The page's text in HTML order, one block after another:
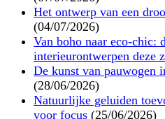
Het ontwerp van een
(04/07/2026)
Van boho naar eco-chic:
interieurontwerpen deze
De kunst van pauwogen
(28/06/2026)
Natuurlijke geluiden
voor focus (25/06/2026)